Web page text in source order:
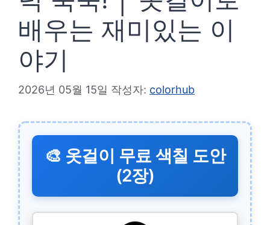
배우는 재미있는 이
야기
2026년 05월 15일 작성자: colorhub
🎨 옷걸이 무료 색칠 도안
(2장)